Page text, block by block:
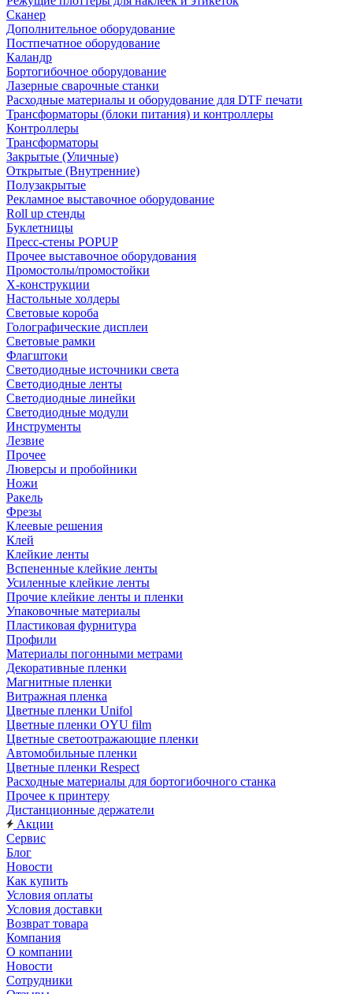
Сканер
Дополнительное оборудование
Постпечатное оборудование
Каландр
Бортогибочное оборудование
Лазерные сварочные станки
Расходные материалы и оборудование для DTF печати
Трансформаторы (блоки питания) и контроллеры
Контроллеры
Трансформаторы
Закрытые (Уличные)
Открытые (Внутренние)
Полузакрытые
Рекламное выставочное оборудование
Roll up стенды
Буклетницы
Пресс-стены POPUP
Прочее выставочное оборудования
Промостолы/промостойки
Х-конструкции
Настольные холдеры
Световые короба
Голографические дисплеи
Световые рамки
Флагштоки
Светодиодные источники света
Светодиодные ленты
Светодиодные линейки
Светодиодные модули
Инструменты
Лезвие
Прочее
Люверсы и пробойники
Ножи
Ракель
Фрезы
Клеевые решения
Клей
Клейкие ленты
Вспененные клейкие ленты
Усиленные клейкие ленты
Прочие клейкие ленты и пленки
Упаковочные материалы
Пластиковая фурнитура
Профили
Материалы погонными метрами
Декоративные пленки
Магнитные пленки
Витражная пленка
Цветные пленки Unifol
Цветные пленки OYU film
Цветные светоотражающие пленки
Автомобильные пленки
Цветные пленки Respect
Расходные материалы для бортогибочного станка
Прочее к принтеру
Дистанционные держатели
Акции
Сервис
Блог
Новости
Как купить
Условия оплаты
Условия доставки
Возврат товара
Компания
О компании
Новости
Сотрудники